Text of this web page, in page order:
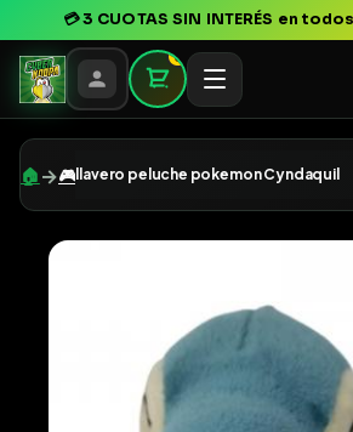
💳3 CUOTAS SIN INTERÉS en
0
🏠 →🎮 llavero peluche pokemon Cyndaquil